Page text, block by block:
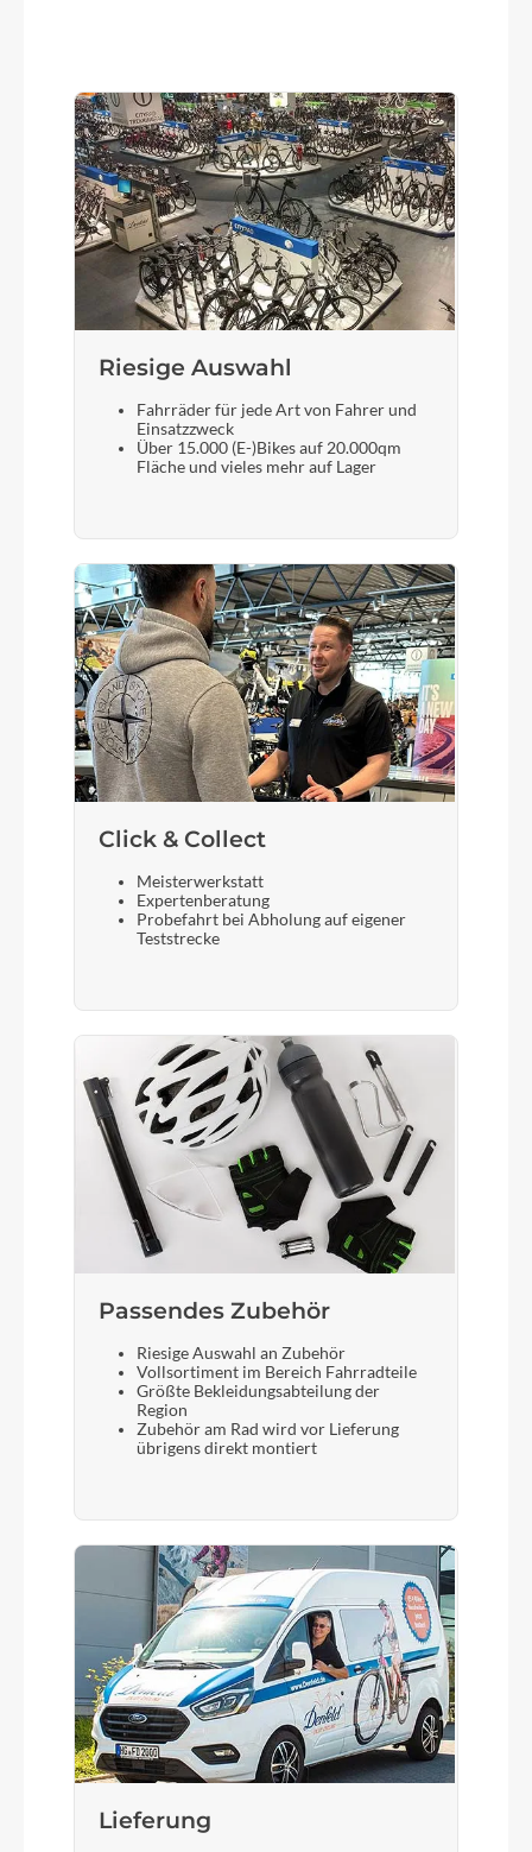
Riesige Auswahl
Fahrräder für jede Art von Fahrer und
Einsatzzweck
Über 15.000 (E-)Bikes auf 20.000qm
Fläche und vieles mehr auf Lager
Click & Collect
Meisterwerkstatt
Expertenberatung
Probefahrt bei Abholung auf eigener
Teststrecke
Passendes Zubehör
Riesige Auswahl an Zubehör
Vollsortiment im Bereich Fahrradteile
Größte Bekleidungsabteilung der
Region
Zubehör am Rad wird vor Lieferung
übrigens direkt montiert
Lieferung